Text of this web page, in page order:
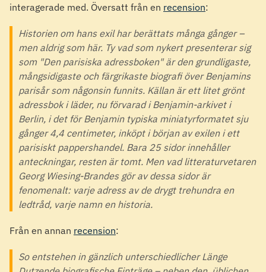
interagerade med. Översatt från en recension:
Historien om hans exil har berättats många gånger –
men aldrig som här. Ty vad som nykert presenterar sig
som "Den parisiska adressboken" är den grundligaste,
mångsidigaste och färgrikaste biografi över Benjamins
parisår som någonsin funnits. Källan är ett litet grönt
adressbok i läder, nu förvarad i Benjamin-arkivet i
Berlin, i det för Benjamin typiska miniatyrformatet sju
gånger 4,4 centimeter, inköpt i början av exilen i ett
parisiskt pappershandel. Bara 25 sidor innehåller
anteckningar, resten är tomt. Men vad litteraturvetaren
Georg Wiesing-Brandes gör av dessa sidor är
fenomenalt: varje adress av de drygt trehundra en
ledtråd, varje namn en historia.
Från en annan recension:
So entstehen in gänzlich unterschiedlicher Länge